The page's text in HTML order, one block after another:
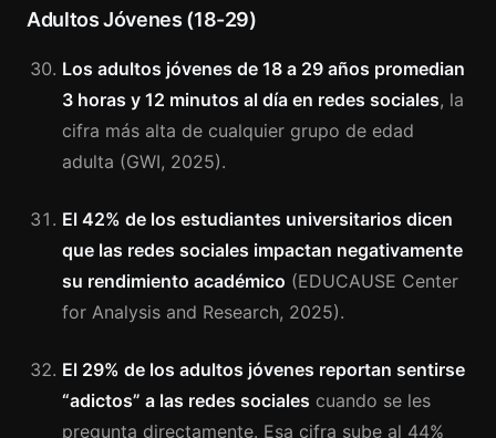
Adultos Jóvenes (18-29)
Los adultos jóvenes de 18 a 29 años promedian
3 horas y 12 minutos al día en redes sociales, la
cifra más alta de cualquier grupo de edad
adulta (GWI, 2025).
El 42% de los estudiantes universitarios dicen
que las redes sociales impactan negativamente
su rendimiento académico (EDUCAUSE Center
for Analysis and Research, 2025).
El 29% de los adultos jóvenes reportan sentirse
“adictos” a las redes sociales cuando se les
pregunta directamente. Esa cifra sube al 44%